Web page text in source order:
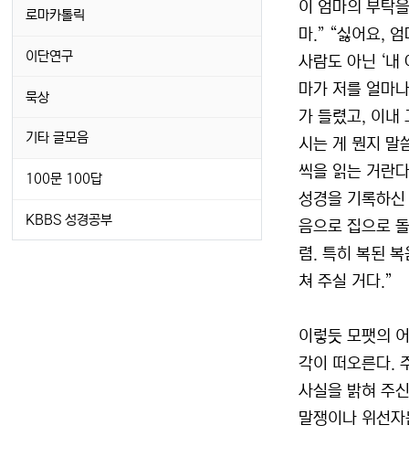
이 엄마의 부탁
마.” “싫어요,
사람도 아닌 ‘내
마가 저를 얼마
가 들렸고, 이내
시는 게 뭔지 말
씩을 읽는 거란
성경을 기록하
음으로 집으로
렴. 특히 복된
쳐 주실 거다.”
이렇듯 모팻의
각이 떠오른다.
사실을 밝혀 주
말쟁이나 위선
로마카톨릭
이단연구
묵상
기타 글모음
100문 100답
KBBS 성경공부